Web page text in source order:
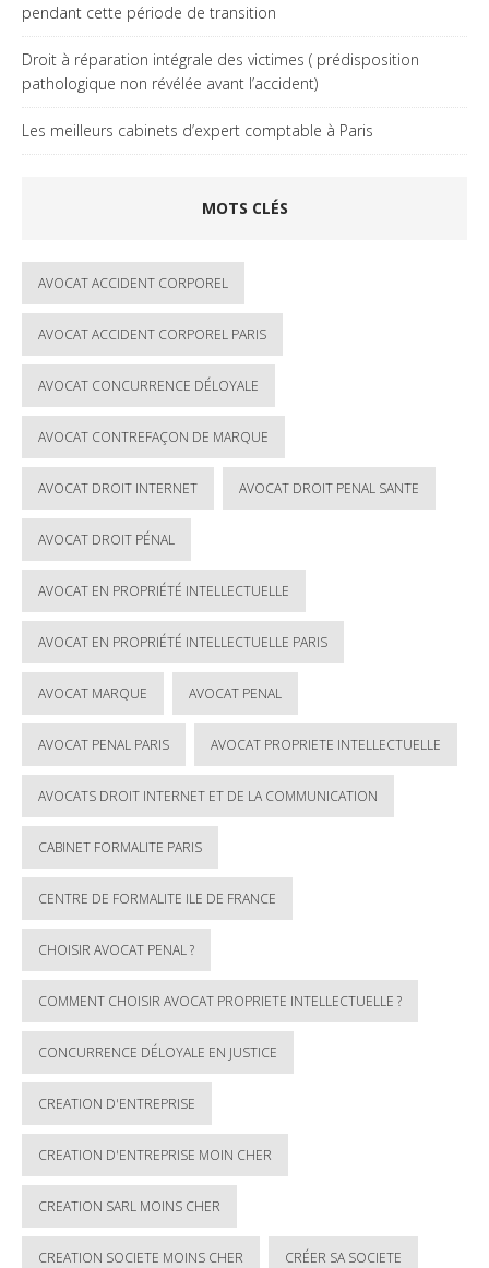
pendant cette période de transition
Droit à réparation intégrale des victimes ( prédisposition
pathologique non révélée avant l’accident)
Les meilleurs cabinets d’expert comptable à Paris
MOTS CLÉS
AVOCAT ACCIDENT CORPOREL
AVOCAT ACCIDENT CORPOREL PARIS
AVOCAT CONCURRENCE DÉLOYALE
AVOCAT CONTREFAÇON DE MARQUE
AVOCAT DROIT INTERNET AVOCAT DROIT PENAL SANTE
AVOCAT DROIT PÉNAL
AVOCAT EN PROPRIÉTÉ INTELLECTUELLE
AVOCAT EN PROPRIÉTÉ INTELLECTUELLE PARIS
AVOCAT MARQUE AVOCAT PENAL
AVOCAT PENAL PARIS AVOCAT PROPRIETE INTELLECTUELLE
AVOCATS DROIT INTERNET ET DE LA COMMUNICATION
CABINET FORMALITE PARIS
CENTRE DE FORMALITE ILE DE FRANCE
CHOISIR AVOCAT PENAL ?
COMMENT CHOISIR AVOCAT PROPRIETE INTELLECTUELLE ?
CONCURRENCE DÉLOYALE EN JUSTICE
CREATION D'ENTREPRISE
CREATION D'ENTREPRISE MOIN CHER
CREATION SARL MOINS CHER
CREATION SOCIETE MOINS CHER CRÉER SA SOCIETE